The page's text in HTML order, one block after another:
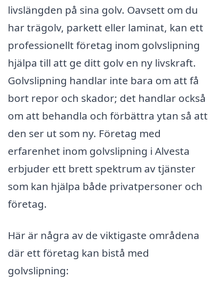
livslängden på sina golv. Oavsett om du
har trägolv, parkett eller laminat, kan ett
professionellt företag inom golvslipning
hjälpa till att ge ditt golv en ny livskraft.
Golvslipning handlar inte bara om att få
bort repor och skador; det handlar också
om att behandla och förbättra ytan så att
den ser ut som ny. Företag med
erfarenhet inom golvslipning i Alvesta
erbjuder ett brett spektrum av tjänster
som kan hjälpa både privatpersoner och
företag.
Här är några av de viktigaste områdena
där ett företag kan bistå med
golvslipning: